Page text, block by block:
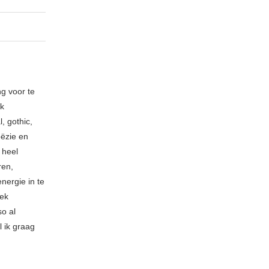
voor te
gothic,
en
heel
in te
al
ik graag